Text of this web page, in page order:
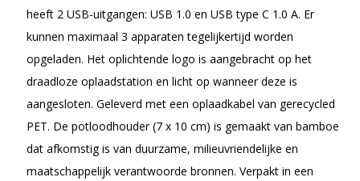
heeft 2 USB-uitgangen: USB 1.0 en USB type C 1.0 A. Er
kunnen maximaal 3 apparaten tegelijkertijd worden
opgeladen. Het oplichtende logo is aangebracht op het
draadloze oplaadstation en licht op wanneer deze is
aangesloten. Geleverd met een oplaadkabel van gerecycled
PET. De potloodhouder (7 x 10 cm) is gemaakt van bamboe
dat afkomstig is van duurzame, milieuvriendelijke en
maatschappelijk verantwoorde bronnen. Verpakt in een